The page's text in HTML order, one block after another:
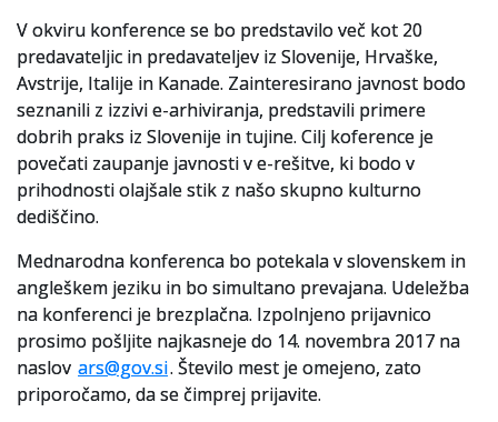
Gradivo
Register ustvarjalcev
Arhivske škatle
Projekti
Slovenski elektronski arhiv
Anonimka
Virtualni.ZAC
Publikacije
V okviru konference se bo predstavilo več kot 20
predavateljic in predavateljev iz Slovenije, Hrvaške,
Avstrije, Italije in Kanade. Zainteresirano javnost bodo
seznanili z izzivi e-arhiviranja, predstavili primere
dobrih praks iz Slovenije in tujine. Cilj koference je
povečati zaupanje javnosti v e-rešitve, ki bodo v
prihodnosti olajšale stik z našo skupno kulturno
dediščino.
Mednarodna konferenca bo potekala v slovenskem in
angleškem jeziku in bo simultano prevajana. Udeležba
na konferenci je brezplačna. Izpolnjeno prijavnico
prosimo pošljite najkasneje do 14. novembra 2017 na
naslov ars@gov.si. Število mest je omejeno, zato
priporočamo, da se čimprej prijavite.